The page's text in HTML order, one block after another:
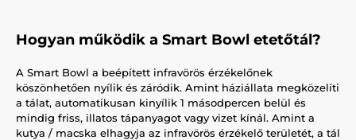
Hogyan működik a Smart Bowl etetőtál?
A Smart Bowl a beépített infravörös érzékelőnek
köszönhetően nyílik és záródik. Amint háziállata megközelíti
a tálat, automatikusan kinyílik 1 másodpercen belül és
mindig friss, illatos tápanyagot vagy vizet kínál. Amint a
kutya / macska elhagyja az infravörös érzékelő területét, a tál